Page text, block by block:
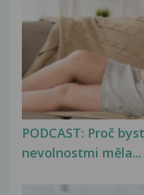
PODCAST: Proč
nevolnostmi měla...